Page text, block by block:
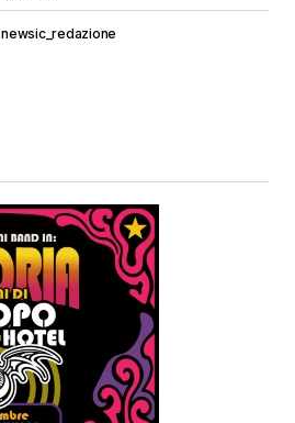
newsic_redazione